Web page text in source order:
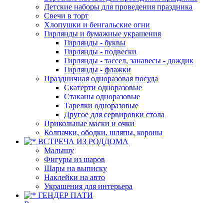
Детские наборы для проведения праздника
Свечи в торт
Хлопушки и бенгальские огни
Гирлянды и бумажные украшения
Гирлянды - буквы
Гирлянды - подвески
Гирлянды - тассел, занавесы - дождик
Гирлянды - флажки
Праздничная одноразовая посуда
Скатерти одноразовые
Стаканы одноразовые
Тарелки одноразовые
Другое для сервировки стола
Прикольные маски и очки
Колпачки, ободки, шляпы, короны
ВСТРЕЧА ИЗ РОДДОМА
Малышу
Фигуры из шаров
Шары на выписку
Наклейки на авто
Украшения для интерьера
ГЕНДЕР ПАТИ